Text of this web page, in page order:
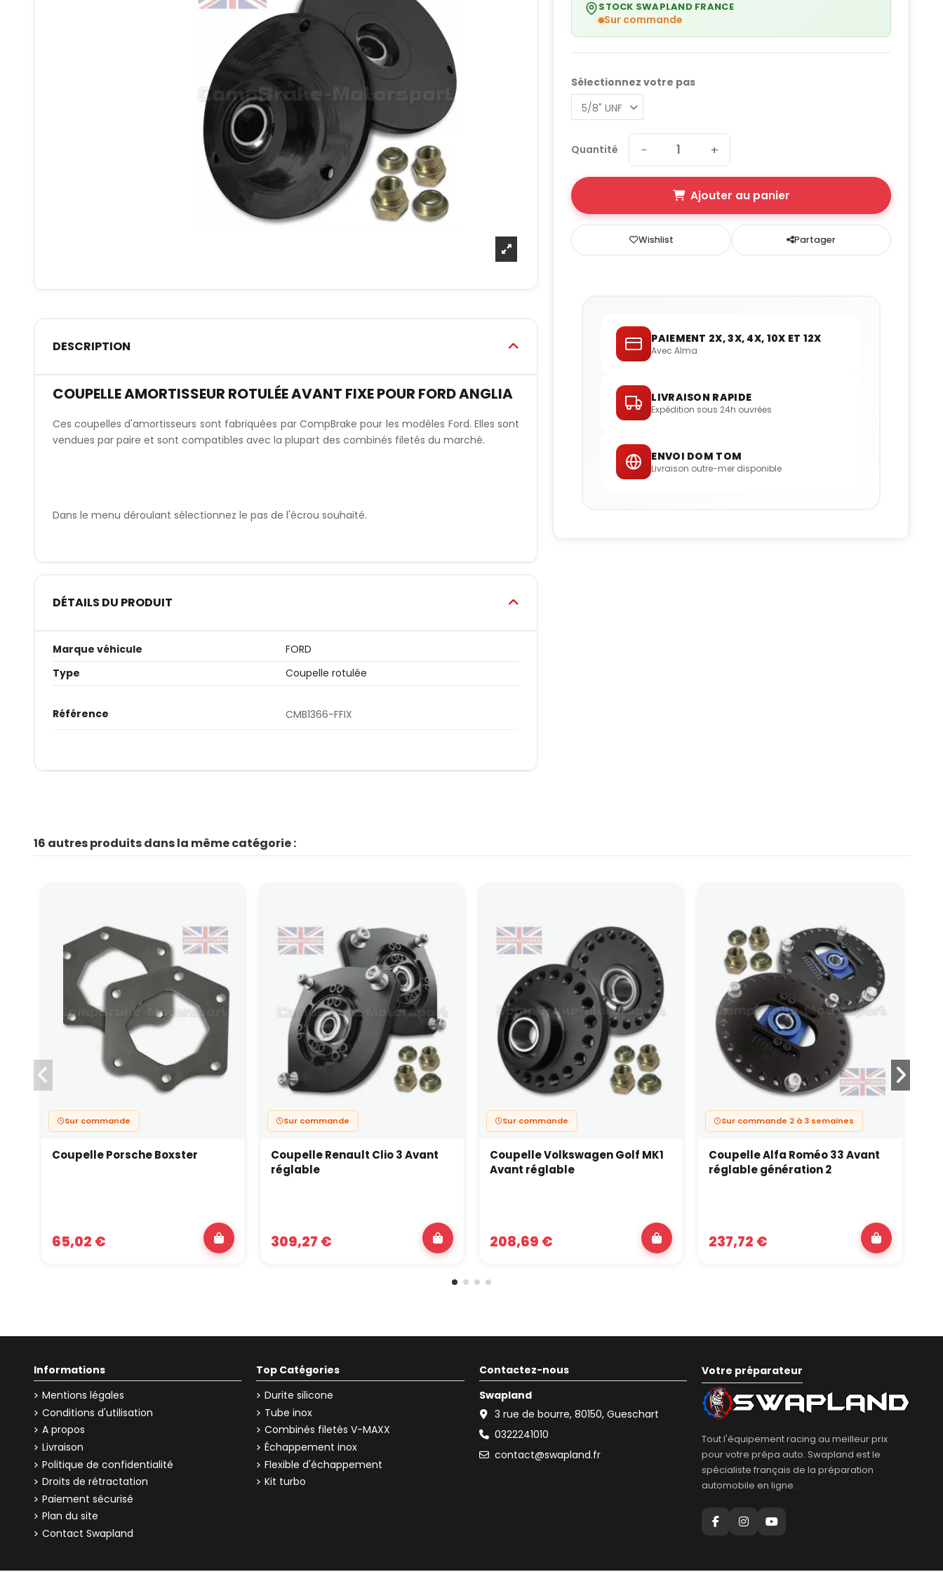
DESCRIPTION
COUPELLE AMORTISSEUR ROTULÉE AVANT FIXE POUR FORD ANGLIA
Ces coupelles d'amortisseurs sont fabriquées par CompBrake pour les modèles Ford. Elles sont
vendues par paire et sont compatibles avec la plupart des combinés filetés du marché.
Dans le menu déroulant sélectionnez le pas de l'écrou souhaité.
DÉTAILS DU PRODUIT
Marque véhicule
FORD
Type
Coupelle rotulée
Référence CMB1366-FFIX
STOCK SWAPLAND FRANCE
Sur commande
Sélectionnez votre pas
Quantité − +
Ajouter au panier
Wishlist Partager
PAIEMENT 2X, 3X, 4X, 10X ET 12X
Avec Alma
LIVRAISON RAPIDE
Expédition sous 24h ouvrées
ENVOI DOM TOM
Livraison outre-mer disponible
16 autres produits dans la même catégorie :
Sur commande
Coupelle Porsche Boxster
65,02 €
Sur commande
Coupelle Renault Clio 3 Avant
réglable
309,27 €
Sur commande
Coupelle Volkswagen Golf MK1
Avant réglable
208,69 €
Sur commande 2 à 3 semaines
Coupelle Alfa Roméo 33 Avant
réglable génération 2
237,72 €
Informations
Mentions légales
Conditions d'utilisation
A propos
Livraison
Politique de confidentialité
Droits de rétractation
Paiement sécurisé
Plan du site
Contact Swapland
Top Catégories
Durite silicone
Tube inox
Combinés filetés V-MAXX
Échappement inox
Flexible d'échappement
Kit turbo
Contactez-nous
Swapland
3 rue de bourre, 80150, Gueschart
0322241010
contact@swapland.fr
Votre préparateur
Tout l'équipement racing au meilleur prix
pour votre prépa auto. Swapland est le
spécialiste français de la préparation
automobile en ligne.